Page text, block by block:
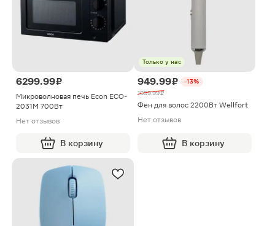
6299.99 ₽
Микроволновая печь Еcon ECO-
2031M 700Вт
Нет отзывов
В корзину
Только у нас
949.99 ₽
-13%
1099.99 ₽
Фен для волос 2200Вт Wellfort
Нет отзывов
В корзину